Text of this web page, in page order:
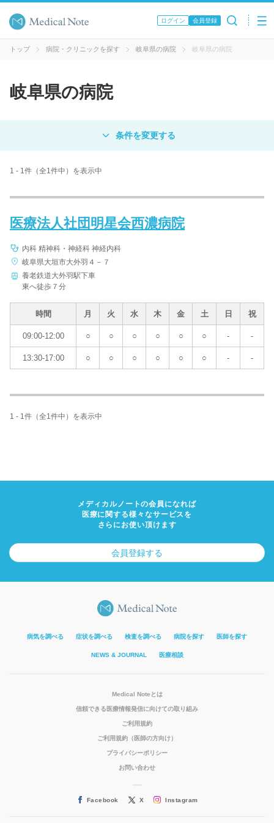
ログイン 会員登録
トップ 病院・クリニックを探す 岐阜県の病院 岐阜県の病院
岐阜県の病院
病院 クリニック
病名 / 診療科目
条件を変更する
1 - 1件（全1件中）を表示中
医療法人社団明星会西濃病院
内科 精神科・神経科 神経内科
岐阜県大垣市大外羽４－７
養老鉄道大外羽駅下車
東へ徒歩７分
時間 月 火 水 木 金 土 日 祝
09:00-12:00 ○ ○ ○ ○ ○ ○ - -
13:30-17:00 ○ ○ ○ ○ ○ ○ - -
1 - 1件（全1件中）を表示中
メディカルノートの会員になれば
医療に関する様々なサービスを
さらにお使い頂けます
会員登録する
病気を調べる 症状を調べる 検査を調べる 病院を探す 医師を探す
NEWS & JOURNAL 医療相談
Medical Noteとは
信頼できる医療情報発信に向けての取り組み
ご利用規約
ご利用規約（医師の方向け）
プライバシーポリシー
お問い合わせ
Facebook X Instagram